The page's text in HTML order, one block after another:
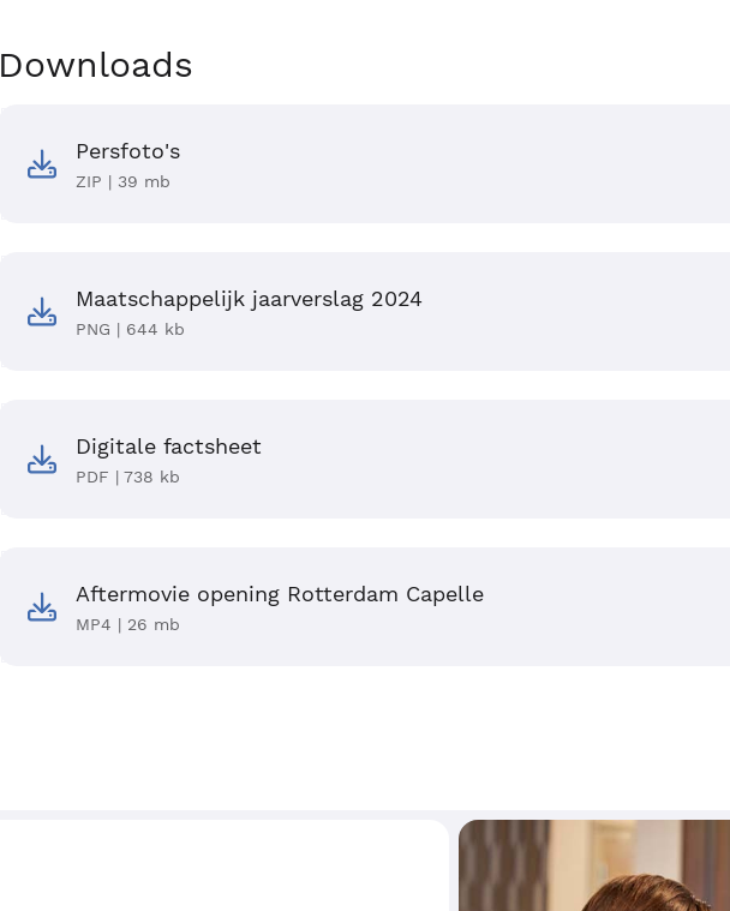
Downloads
Persfoto's
ZIP | 39 mb
Maatschappelijk jaarverslag 2024
PNG | 644 kb
Digitale factsheet
PDF | 738 kb
Aftermovie opening Rotterdam Capelle
MP4 | 26 mb